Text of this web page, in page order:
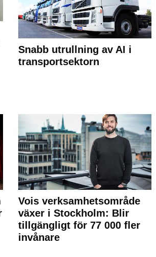
Snabb utrullning av AI i
transportsektorn
Vois verksamhetsområde
växer i Stockholm: Blir
tillgängligt för 77 000 fler
invånare